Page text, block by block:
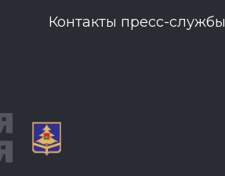
Контакты пресс-службы